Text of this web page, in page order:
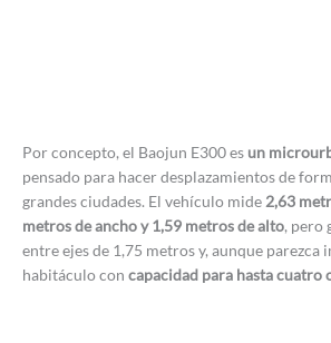
Por concepto, el Baojun E300 es un
pensado para hacer desplazamientos de
grandes ciudades. El vehículo mide 2,63
metros de ancho y 1,59 metros de alto, pero
entre ejes de 1,75 metros y, aunque parezca
habitáculo con capacidad para hasta cuatro